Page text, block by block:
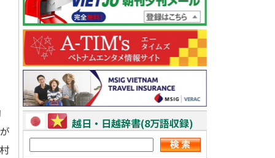
越日・日越辞書(8万語収録)